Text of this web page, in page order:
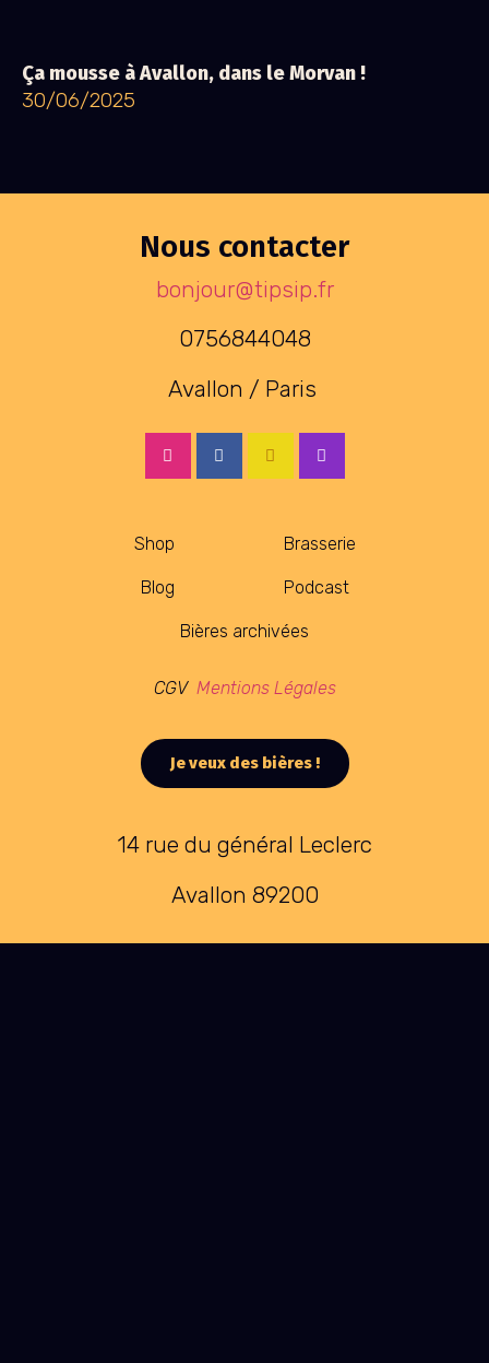
Ça mousse à Avallon, dans le Morvan !
30/06/2025
Nous contacter
bonjour@tipsip.fr
0756844048
Avallon / Paris
Shop Brasserie
Blog Podcast
Bières archivées
CGV Mentions Légales
Je veux des bières !
14 rue du général Leclerc
Avallon 89200